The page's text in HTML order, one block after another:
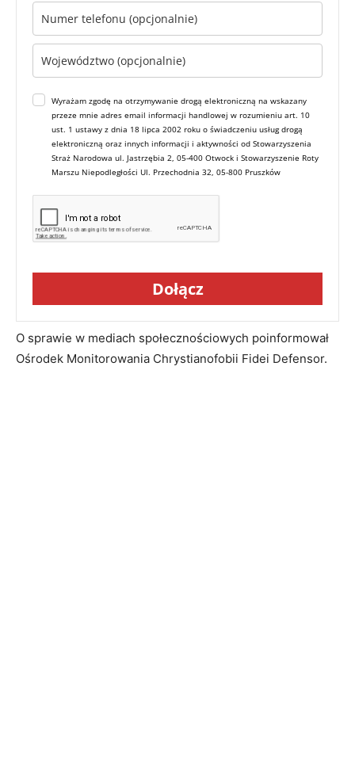
Wyrażam zgodę na otrzymywanie drogą elektroniczną na wskazany
przeze mnie adres email informacji handlowej w rozumieniu art. 10
ust. 1 ustawy z dnia 18 lipca 2002 roku o świadczeniu usług drogą
elektroniczną oraz innych informacji i aktywności od Stowarzyszenia
Straż Narodowa ul. Jastrzębia 2, 05-400 Otwock i Stowarzyszenie Roty
Marszu Niepodległości Ul. Przechodnia 32, 05-800 Pruszków
Dołącz
O sprawie w mediach społecznościowych poinformował
Ośrodek Monitorowania Chrystianofobii Fidei Defensor.